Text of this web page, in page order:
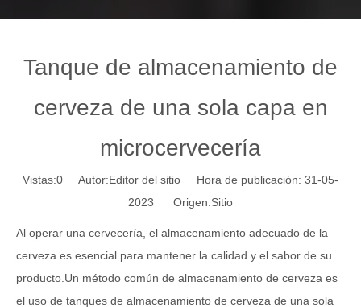
Tanque de almacenamiento de
cerveza de una sola capa en
microcervecería
Vistas:0 Autor:Editor del sitio Hora de publicación: 31-05-
2023 Origen:Sitio
Al operar una cervecería, el almacenamiento adecuado de la
cerveza es esencial para mantener la calidad y el sabor de su
producto.Un método común de almacenamiento de cerveza es
el uso de tanques de almacenamiento de cerveza de una sola